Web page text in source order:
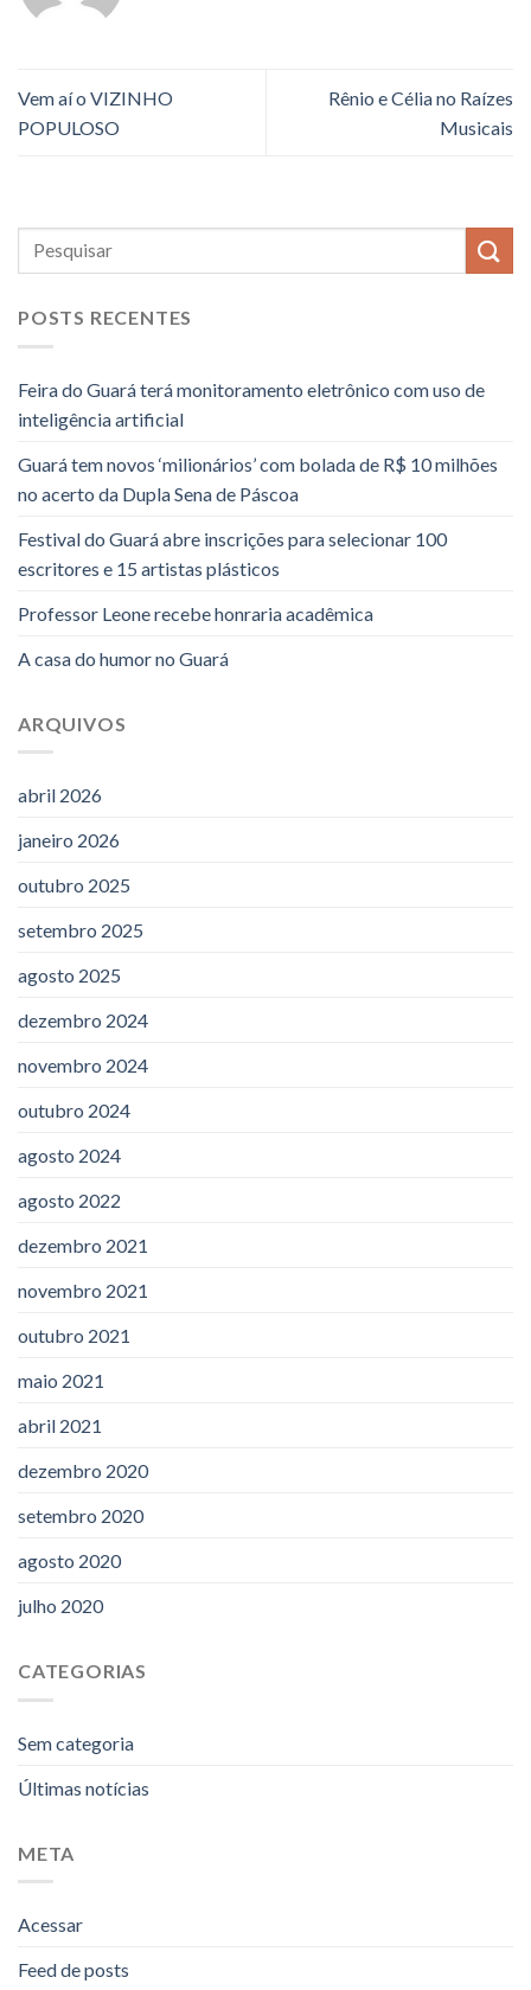
Vem aí o VIZINHO
POPULOSO
Rênio e Célia no Raízes
Musicais
POSTS RECENTES
Feira do Guará terá monitoramento eletrônico com uso de
inteligência artificial
Guará tem novos ‘milionários’ com bolada de R$ 10 milhões
no acerto da Dupla Sena de Páscoa
Festival do Guará abre inscrições para selecionar 100
escritores e 15 artistas plásticos
Professor Leone recebe honraria acadêmica
A casa do humor no Guará
ARQUIVOS
abril 2026
janeiro 2026
outubro 2025
setembro 2025
agosto 2025
dezembro 2024
novembro 2024
outubro 2024
agosto 2024
agosto 2022
dezembro 2021
novembro 2021
outubro 2021
maio 2021
abril 2021
dezembro 2020
setembro 2020
agosto 2020
julho 2020
CATEGORIAS
Sem categoria
Últimas notícias
META
Acessar
Feed de posts